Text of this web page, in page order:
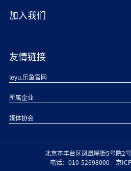
加入我们
友情链接
leyu.乐鱼官网
所属企业
媒体协会
北京市丰台区凤凰嘴街5号院2
电话：010-52698000
京